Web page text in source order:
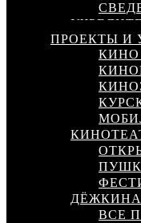
ПРОЕКТЫ И
КИНО
ДЁЖКИНА
ВСЕ